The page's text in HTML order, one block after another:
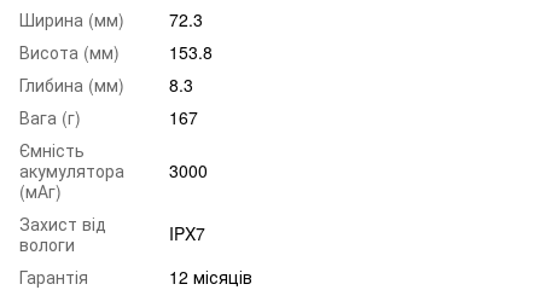
Ширина (мм)
72.3
Висота (мм)
153.8
Глибина (мм)
8.3
Вага (г)
167
Ємність
акумулятора
(мАг)
3000
Захист від
вологи
IPX7
Гарантія
12 місяців